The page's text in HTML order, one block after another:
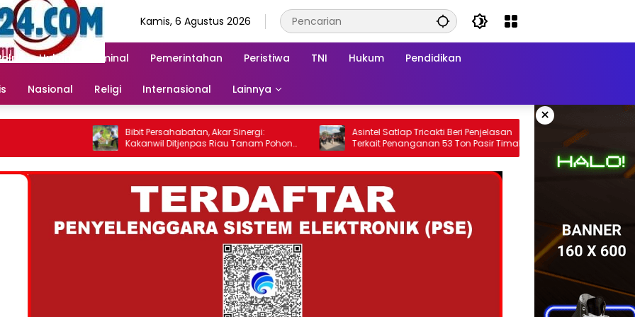
Kamis, 6 Agustus 2026
Hukum & Kriminal Pemerintahan Peristiwa TNI Hukum Pendidikan
Nasional Religi Internasional Lainnya
×
Bibit Persahabatan, Akar Sinergi:
Kakanwil Ditjenpas Riau Tanam Pohon
Cendera Mata Kapolda Riau
Asintel Satlap Tricakti Beri Penjelasan
Terkait Penanganan 53 Ton Pasir Timah
di Air Merbau
Diduga Layani
SPBU CODO
Sorotan